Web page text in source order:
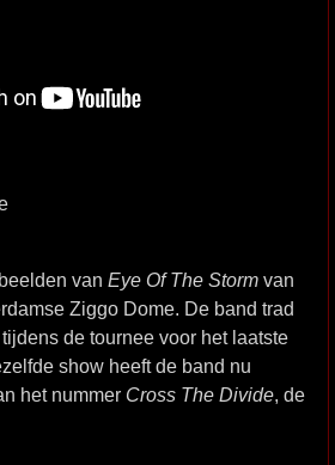
van Eye Of The Storm van
Ziggo Dome. De band trad
de tournee voor het laatste
show heeft de band nu
het nummer Cross The Divide , de